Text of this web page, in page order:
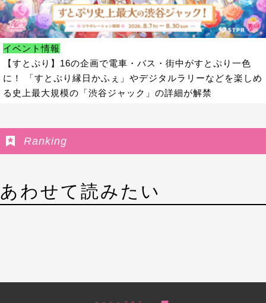
イベント情報
【すとぷり】16の企画で電車・バス・街中がすとぷり一色
に！ 「すとぷり縁日かふぇ」やデジタルラリーなどを楽しめ
る史上最大規模の「渋谷ジャック」の詳細が解禁
Ranking
あわせて読みたい